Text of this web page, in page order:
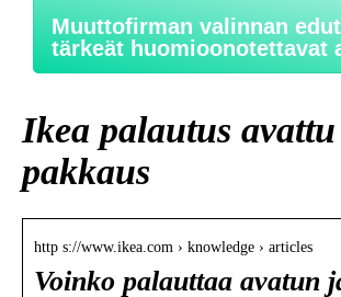
Muuttofirman valinnan
tärkeät huomioonotettavat
Ikea palautus avattu
pakkaus
http s://www.ikea.com › knowledge › articles
Voinko palauttaa avatun